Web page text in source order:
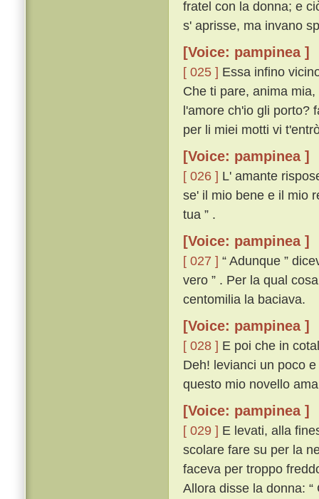
fratel con la donna; e
s' aprisse, ma invano
[Voice: pampinea ]
[ 025 ] Essa infino
Che ti pare, anima
l'amore ch'io gli porto?
per li miei motti vi
[Voice: pampinea ]
[ 026 ] L' amante
se' il mio bene e il mio
tua ” .
[Voice: pampinea ]
[ 027 ] “ Adunque ”
vero ” . Per la qual
centomilia la baciava.
[Voice: pampinea ]
[ 028 ] E poi che in
Deh! levianci un poco
questo mio novello
[Voice: pampinea ]
[ 029 ] E levati, alla
scolare fare su per la
faceva per troppo
Allora disse la donna: